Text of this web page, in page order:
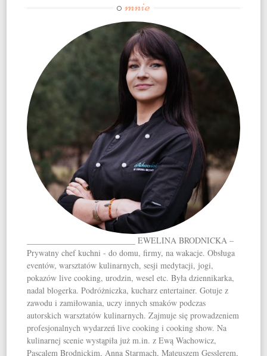
O mnie
__________________________ EWELINA BRODNICKA –
Prywatny chef kuchni - do domu, firmy, na wakacje. Obsługa
eventów, warsztatów kulinarnych, sesji medytacji, jogi,
pokazów live cooking, urodzin, wesel etc. Była dziennikarka,
nadal blogerka. Podróżniczka, kucharz entertainer. Gotuje z
zawodu i zamiłowania, uczy innych smaków podczas
autorskich warsztatów kulinarnych. Zajmuje się prowadzeniem
profesjonalnych wydarzeń live cooking i cooking show. Na
kulinarnej scenie wystąpiła już m.in. z Ewą Wachowicz,
Pascalem Brodnickim, Anną Starmach, Mateuszem Gesslerem,